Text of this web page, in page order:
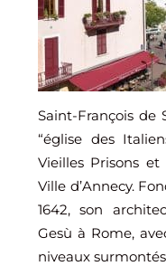
Saint-François de
“église des
Vieilles Prisons
Ville d’Annecy.
1642, son
Gesù à Rome,
niveaux